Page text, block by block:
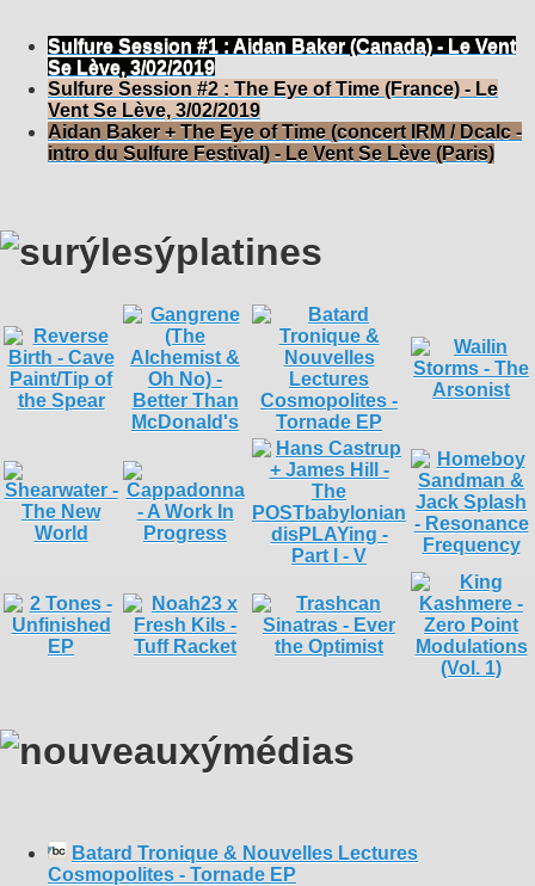
Sulfure Session #1 : Aidan Baker (Canada) - Le Vent
Se Lève, 3/02/2019
Sulfure Session #2 : The Eye of Time (France) - Le
Vent Se Lève, 3/02/2019
Aidan Baker + The Eye of Time (concert IRM / Dcalc -
intro du Sulfure Festival) - Le Vent Se Lève (Paris)
Batard Tronique & Nouvelles Lectures
Cosmopolites - Tornade EP